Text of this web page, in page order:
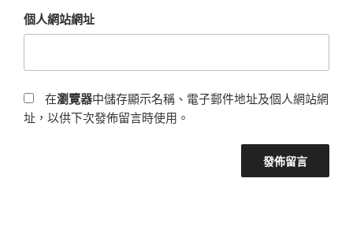
個人網站網址
在瀏覽器中儲存顯示名稱、電子郵件地址及個人網站網
址，以供下次發佈留言時使用。